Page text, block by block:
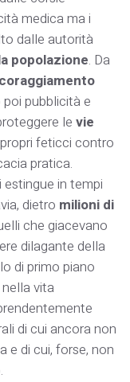
medica ma i
dalle autorità
popolazione. Da
pubblicità e
levie
feticci contro
pratica.
in tempi
dietro milioni di
che giacevano
dilagante della
di primo piano
vita
di cui ancora non
e di cui, forse, non